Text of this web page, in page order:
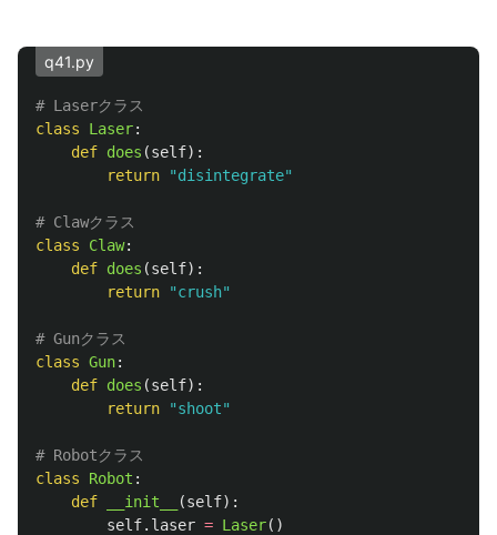
q41.py
class
Laser:
def does (self):
return
"disintegrate"
class
Claw:
def does (self):
return
"crush"
class Gun:
def does (self):
return
"shoot"
class
Robot :
def
__init__ (self):
self. laser = Laser()